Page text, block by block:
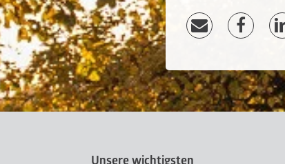
Unsere wichtigsten